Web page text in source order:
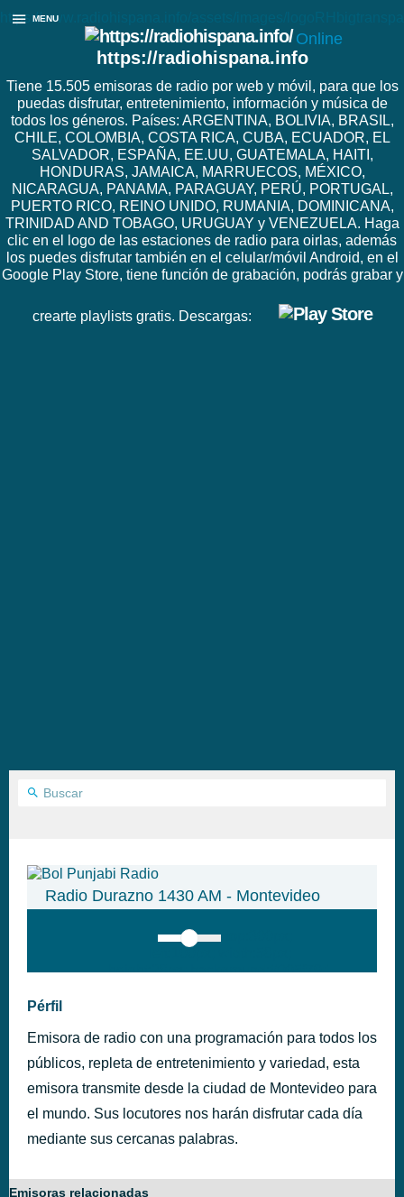
https://www.radiohispana.info/assets/images/
Online
https://radiohispana.info
Tiene 15.505 emisoras de radio por web y móvil, para que los
puedas disfrutar, entretenimiento, información y música de
todos los géneros. Países: ARGENTINA, BOLIVIA, BRASIL,
CHILE, COLOMBIA, COSTA RICA, CUBA, ECUADOR, EL
SALVADOR, ESPAÑA, EE.UU, GUATEMALA, HAITI,
HONDURAS, JAMAICA, MARRUECOS, MÉXICO,
NICARAGUA, PANAMA, PARAGUAY, PERÚ, PORTUGAL,
PUERTO RICO, REINO UNIDO, RUMANIA, DOMINICANA,
TRINIDAD AND TOBAGO, URUGUAY y VENEZUELA. Haga
clic en el logo de las estaciones de radio para oirlas, además
los puedes disfrutar también en el celular/móvil Android, en el
Google Play Store, tiene función de grabación, podrás grabar y
crearte playlists gratis. Descargas:
MENU
Radio Durazno 1430 AM - Montevideo
height:28px; background:#005f79;'
Pérfil
Emisora de radio con una programación para todos los
públicos, repleta de entretenimiento y variedad, esta
emisora transmite desde la ciudad de Montevideo para
el mundo. Sus locutores nos harán disfrutar cada día
mediante sus cercanas palabras.
Emisoras relacionadas